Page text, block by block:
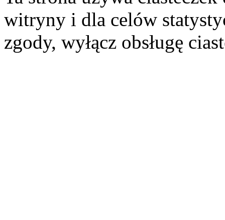
witryny i dla celów
zgody, wyłącz obsługę